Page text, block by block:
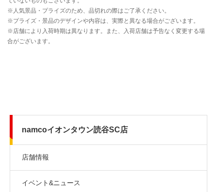
namcoイオンタウン読谷SC店
店舗情報
イベント&ニュース